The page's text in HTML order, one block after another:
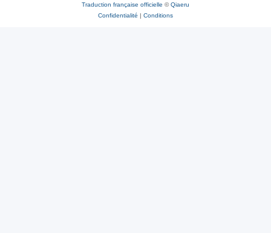
Traduction française officielle ©Qiaeru
Confidentialité | Conditions